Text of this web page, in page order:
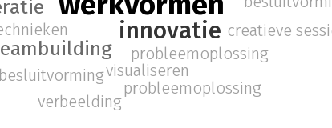
innovatie
probleemoplossing
visualiseren
besluitvorming
probleemoplossing
creatieve
verbeelding